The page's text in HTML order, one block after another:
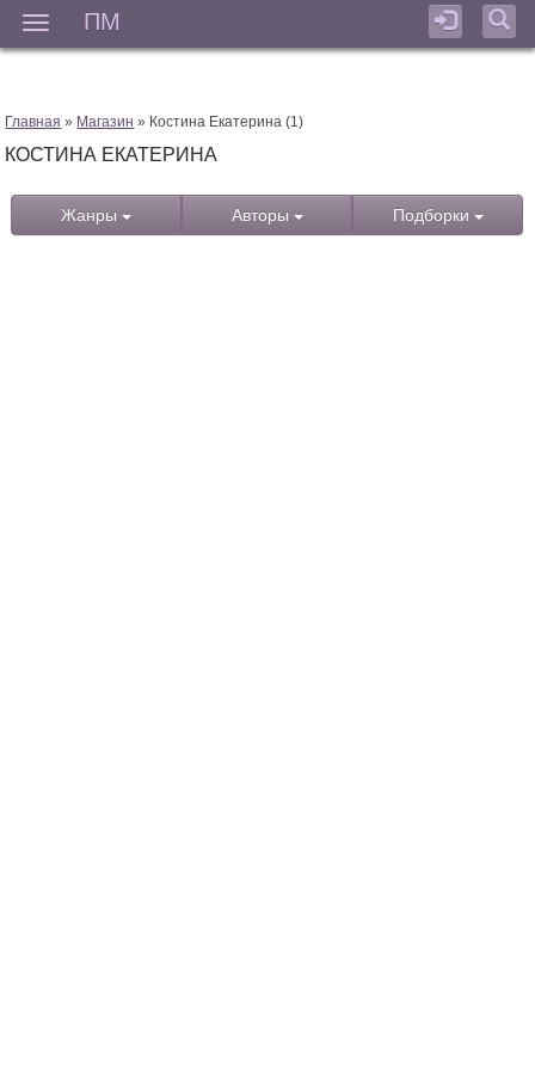
ПМ
Главная » Магазин » Костина Екатерина (1)
КОСТИНА ЕКАТЕРИНА
Жанры Авторы Подборки